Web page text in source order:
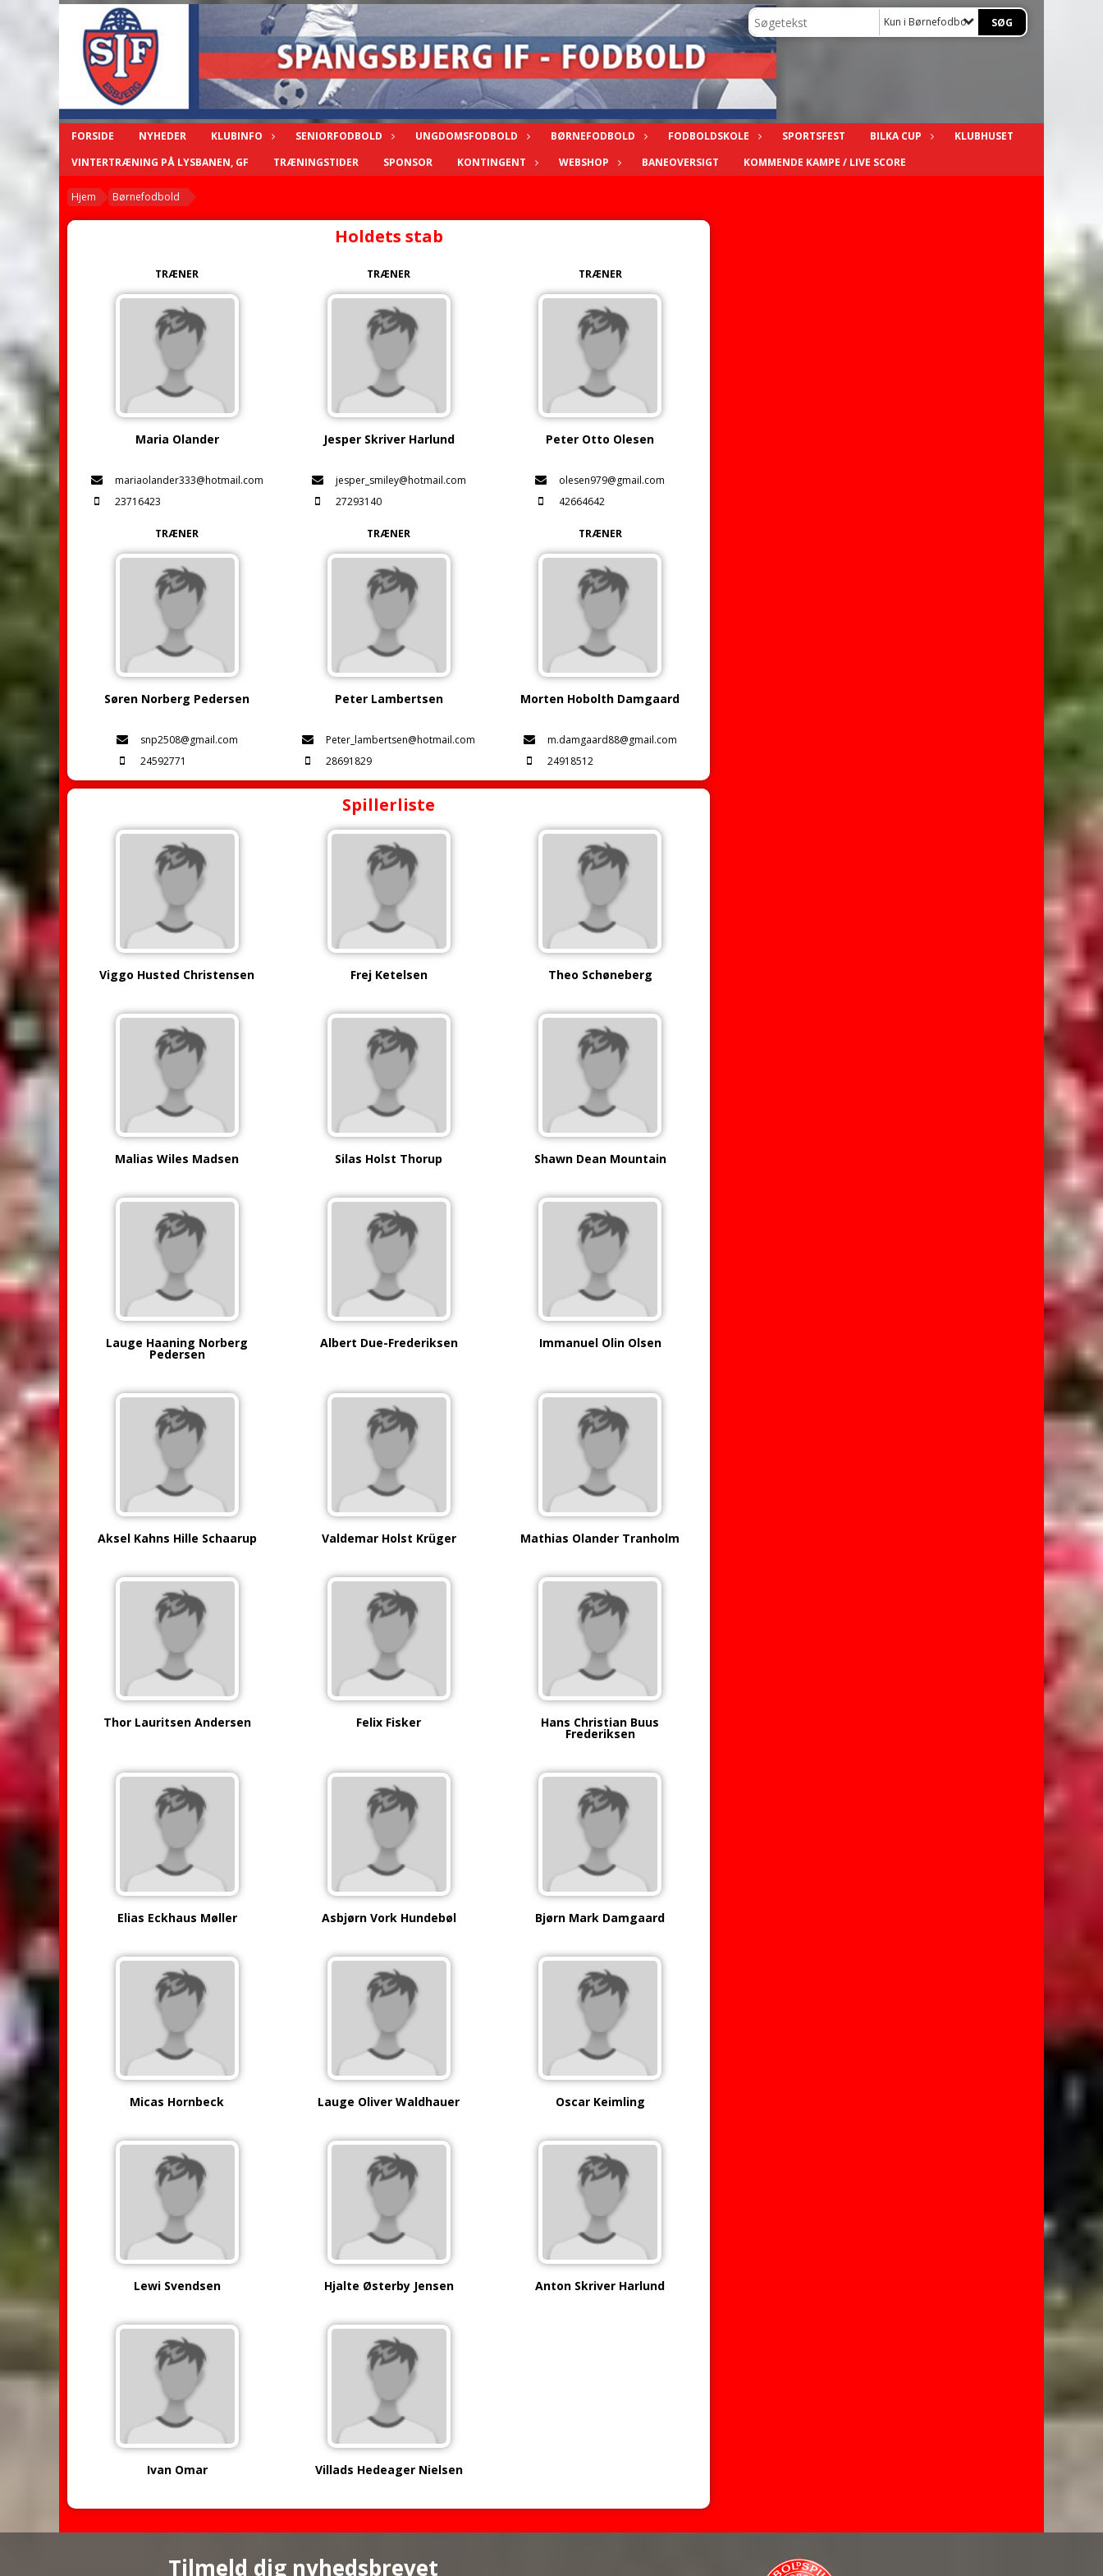
Kun i Børnefodbold
FORSIDE NYHEDER KLUBINFO SENIORFODBOLD UNGDOMSFODBOLD BØRNEFODBOLD FODBOLDSKOLE SPORTSFEST BILKA CUP
KLUBHUSET
VINTERTRÆNING PÅ LYSBANEN, GF
TRÆNINGSTIDER SPONSOR KONTINGENT WEBSHOP BANEOVERSIGT KOMMENDE KAMPE / LIVE SCORE
Hjem Børnefodbold
Holdets stab
TRÆNER
Maria Olander
mariaolander333@hotmail.com
23716423
TRÆNER
Jesper Skriver Harlund
jesper_smiley@hotmail.com
27293140
TRÆNER
Peter Otto Olesen
olesen979@gmail.com
42664642
TRÆNER
Søren Norberg Pedersen
snp2508@gmail.com
24592771
TRÆNER
Peter Lambertsen
Peter_lambertsen@hotmail.com
28691829
TRÆNER
Morten Hobolth Damgaard
m.damgaard88@gmail.com
24918512
Spillerliste
Viggo Husted Christensen Frej Ketelsen Theo Schøneberg
Malias Wiles Madsen Silas Holst Thorup Shawn Dean Mountain
Lauge Haaning Norberg
Pedersen
Albert Due-Frederiksen Immanuel Olin Olsen
Aksel Kahns Hille Schaarup Valdemar Holst Krüger Mathias Olander Tranholm
Thor Lauritsen Andersen Felix Fisker Hans Christian Buus
Frederiksen
Elias Eckhaus Møller Asbjørn Vork Hundebøl Bjørn Mark Damgaard
Micas Hornbeck Lauge Oliver Waldhauer Oscar Keimling
Lewi Svendsen Hjalte Østerby Jensen Anton Skriver Harlund
Ivan Omar Villads Hedeager Nielsen
Tilmeld dig nyhedsbrevet